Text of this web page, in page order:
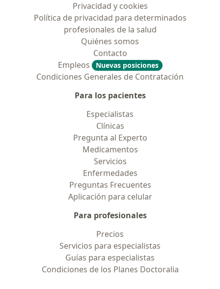
Privacidad y cookies
Política de privacidad para determinados
profesionales de la salud
Quiénes somos
Contacto
Empleos
Nuevas posiciones
Condiciones Generales de Contratación
Para los pacientes
Especialistas
Clínicas
Pregunta al Experto
Medicamentos
Servicios
Enfermedades
Preguntas Frecuentes
Aplicación para celular
Para profesionales
Precios
Servicios para especialistas
Guías para especialistas
Condiciones de los Planes Doctoralia